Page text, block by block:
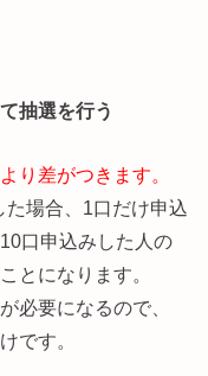
抽選を行う
り差がつきます。
場合、1口だけ申込
口申込みした人の
とになります。
必要になるので、
です。